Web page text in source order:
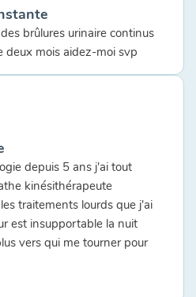
brûlures urinaire continus
deux mois aidez-moi svp
depuis 5 ans j'ai tout
kinésithérapeute
traitements lourds que j'ai
est insupportable la nuit
vers qui me tourner pour